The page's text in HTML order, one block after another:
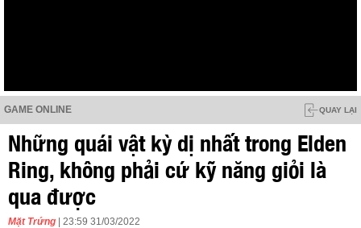
GAME ONLINE QUAY LẠI
Những quái vật kỳ dị nhất trong Elden
Ring, không phải cứ kỹ năng giỏi là
qua được
Mặt Trứng | 23:59 31/03/2022